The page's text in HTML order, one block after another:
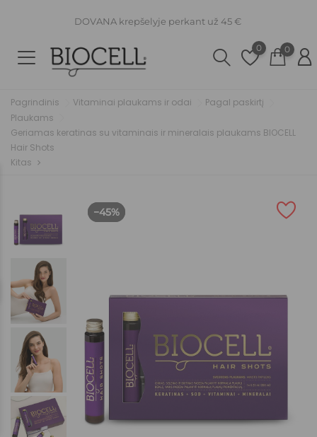
DOVANA krepšelyje perkant už 45 €
0 0
Pagrindinis Vitaminai plaukams ir odai
Pagal paskirtį
Plaukams
Geriamas keratinas su vitaminais ir mineralais plaukams BIOCELL
Hair Shots
Kitas
chevron_right
−45%
−45%